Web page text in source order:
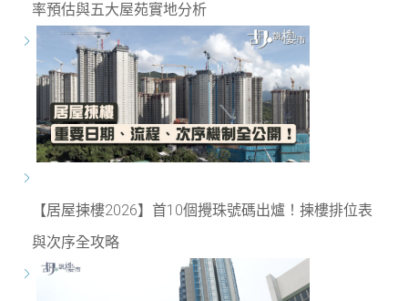
率預估與五大屋苑實地分析
【居屋揀樓2026】首10個攪珠號碼出爐！揀樓排位表
與次序全攻略